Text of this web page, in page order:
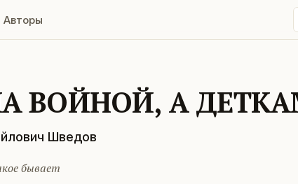
Авторы
ВОЙНОЙ, А
Шведов
бывает